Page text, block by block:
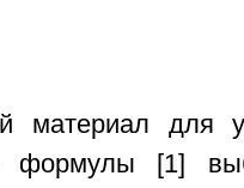
материал для
формулы [1]